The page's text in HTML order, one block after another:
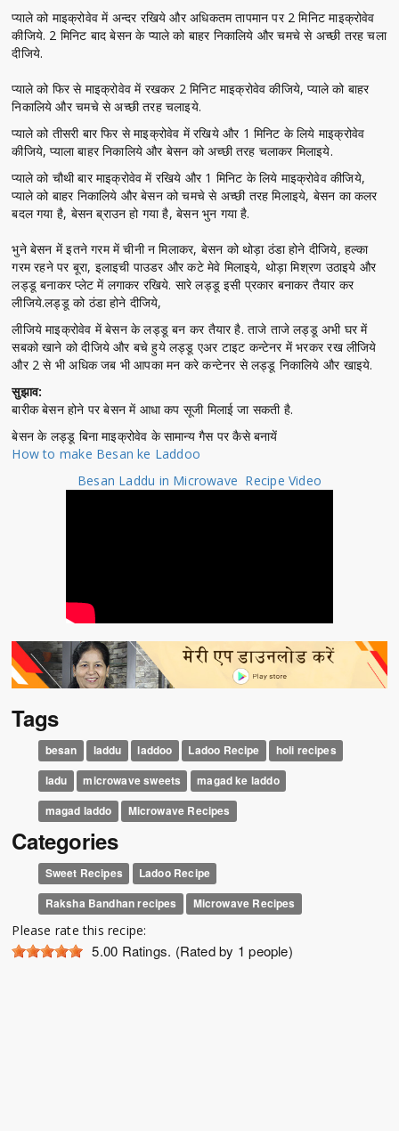
प्याले को माइक्रोवेव में अन्दर रखिये और अधिकतम तापमान पर 2 मिनिट माइक्रोवेव
कीजिये. 2 मिनिट बाद बेसन के प्याले को बाहर निकालिये और चमचे से अच्छी तरह चला
दीजिये.
प्याले को फिर से माइक्रोवेव में रखकर 2 मिनिट माइक्रोवेव कीजिये, प्याले को बाहर
निकालिये और चमचे से अच्छी तरह चलाइये.
प्याले को तीसरी बार फिर से माइक्रोवेव में रखिये और 1 मिनिट के लिये माइक्रोवेव
कीजिये, प्याला बाहर निकालिये और बेसन को अच्छी तरह चलाकर मिलाइये.
प्याले को चौथी बार माइक्रोवेव में रखिये और 1 मिनिट के लिये माइक्रोवेव कीजिये,
प्याले को बाहर निकालिये और बेसन को चमचे से अच्छी तरह मिलाइये, बेसन का कलर
बदल गया है, बेसन ब्राउन हो गया है, बेसन भुन गया है.
भुने बेसन में इतने गरम में चीनी न मिलाकर, बेसन को थोड़ा ठंडा होने दीजिये, हल्का
गरम रहने पर बूरा, इलाइची पाउडर और कटे मेवे मिलाइये, थोड़ा मिश्रण उठाइये और
लड्डू बनाकर प्लेट में लगाकर रखिये. सारे लड्डू इसी प्रकार बनाकर तैयार कर
लीजिये.लड्डू को ठंडा होने दीजिये,
लीजिये माइक्रोवेव में बेसन के लड्डू बन कर तैयार है. ताजे ताजे लड्डू अभी घर में
सबको खाने को दीजिये और बचे हुये लड्डू एअर टाइट कन्टेनर में भरकर रख लीजिये
और 2 से भी अधिक जब भी आपका मन करे कन्टेनर से लड्डू निकालिये और खाइये.
सुझाव:
बारीक बेसन होने पर बेसन में आधा कप सूजी मिलाई जा सकती है.
बेसन के लड्डू बिना माइक्रोवेव के सामान्य गैस पर कैसे बनायें
How to make Besan ke Laddoo
Besan Laddu in Microwave Recipe Video
Tags
besan laddu laddoo Ladoo Recipe
holi recipes
ladu
microwave sweets
magad ke laddo
magad laddo
Microwave Recipes
Categories
Sweet Recipes
Ladoo Recipe
Raksha Bandhan recipes
Microwave Recipes
Please rate this recipe:
5.00 Ratings. (Rated by 1 people)